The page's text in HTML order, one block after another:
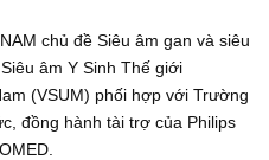
chủ đề Siêu âm gan và siêu
âm Y Sinh Thế giới
(VSUM) phối hợp với Trường
đồng hành tài trợ của Philips